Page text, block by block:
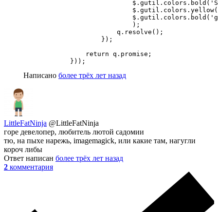
                            );
                        q.resolve();
                    });
                return q.promise;
            }));
Написано более трёх лет назад
LittleFatNinja @LittleFatNinja
горе девелопер, любитель лютой садомии
тю, на пыхе нарежь, imagemagick, или какие там, нагугли
короч либы
Ответ написан более трёх лет назад
2 комментария